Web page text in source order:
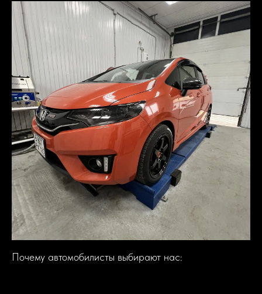
Почему автомобилисты выбирают нас: